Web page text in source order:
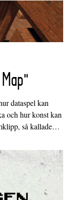
dataspel kan
och hur konst kan
så kallade…